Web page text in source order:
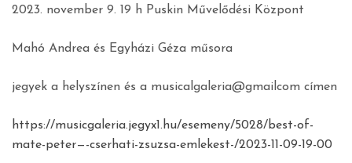
2023. november 9. 19 h Puskin Művelődési Központ
Mahó Andrea és Egyházi Géza műsora
jegyek a helyszínen és a musicalgaleria@gmailcom címen
https://musicgaleria.jegyx1.hu/esemeny/5028/best-of-
mate-peter—-cserhati-zsuzsa-emlekest-/2023-11-09-19-00